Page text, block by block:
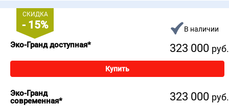
СКИДКА
- 15% В наличии
323 000 руб.
Эко-Гранд доступная*
Купить
323 000 руб.
Эко-Гранд
современная*